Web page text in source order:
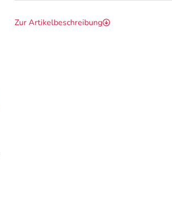
Zur Artikelbeschreibung